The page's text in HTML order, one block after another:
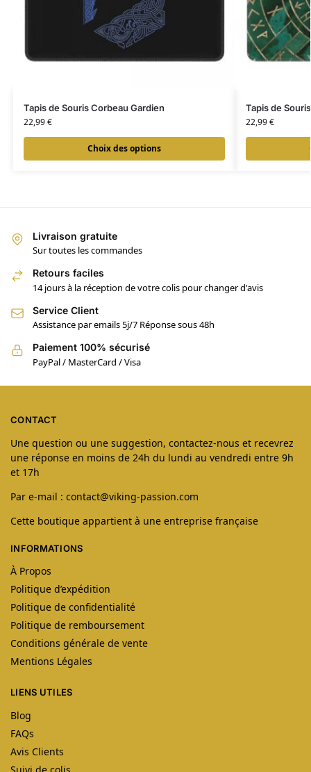
Tapis de Souris Corbeau Gardien
22,99€
Choix des options
Tapis de
22,99€
Livraison gratuite
Sur toutes les commandes
Retours faciles
14 jours à la réception de votre colis pour changer d'avis
Service Client
Assistance par emails 5j/7 Réponse sous 48h
Paiement 100% sécurisé
PayPal / MasterCard / Visa
CONTACT
Une question ou une suggestion, contactez-nous et recevrez
une réponse en moins de 24h du lundi au vendredi entre 9h
et 17h
Par e-mail : contact@viking-passion.com
Cette boutique appartient à une entreprise française
INFORMATIONS
À Propos
Politique d’expédition
Politique de confidentialité
Politique de remboursement
Conditions générale de vente
Mentions Légales
LIENS UTILES
Blog
FAQs
Avis Clients
Suivi de colis